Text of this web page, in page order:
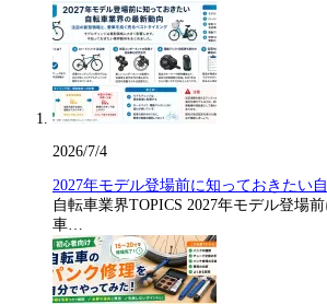
2026/7/4
2027年モデル登場前に知っておきたい
自転車業界TOPICS 2027年モデル登場
車…